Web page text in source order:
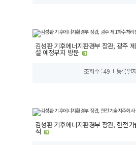
김성환 기후에너지환경부 장관, 광주
설 예정부지 방문
조회수 : 49 등록일
김성환 기후에너지환경부 장관, 한전
석